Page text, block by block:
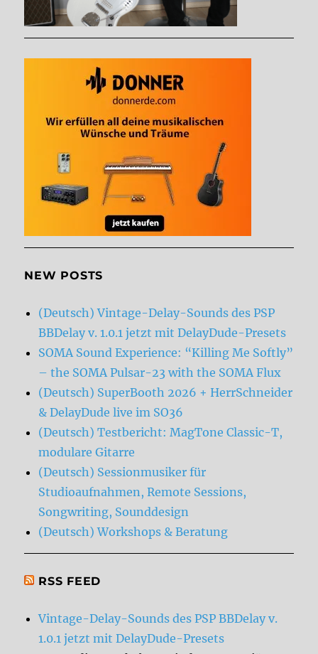
NEW POSTS
(Deutsch) Vintage-Delay-Sounds des PSP
BBDelay v. 1.0.1 jetzt mit DelayDude-Presets
SOMA Sound Experience: “Killing Me Softly”
– the SOMA Pulsar-23 with the SOMA Flux
(Deutsch) SuperBooth 2026 + HerrSchneider
& DelayDude live im SO36
(Deutsch) Testbericht: MagTone Classic-T,
modulare Gitarre
(Deutsch) Sessionmusiker für
Studioaufnahmen, Remote Sessions,
Songwriting, Sounddesign
(Deutsch) Workshops & Beratung
RSS FEED
Vintage-Delay-Sounds des PSP BBDelay v.
1.0.1 jetzt mit DelayDude-Presets